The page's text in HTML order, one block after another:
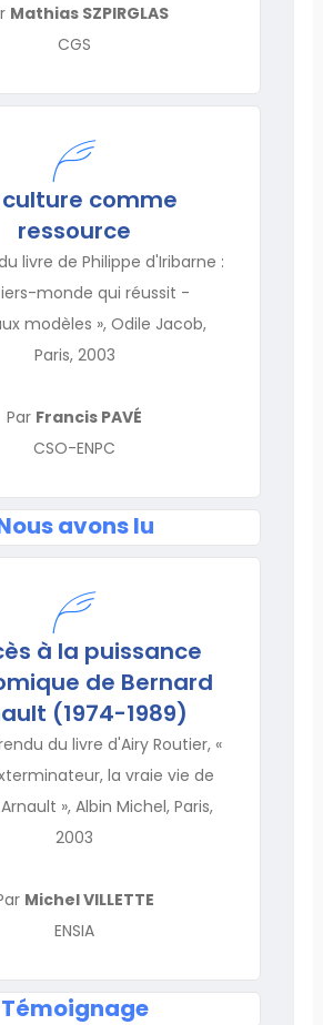
Mathias SZPIRGLAS
CGS
culture comme
ressource
livre de Philippe d'Iribarne :
monde qui réussit -
modèles », Odile Jacob,
Paris, 2003
Par Francis PAVÉ
CSO-ENPC
avons lu
à la puissance
de Bernard
(1974-1989)
du livre d'Airy Routier, «
la vraie vie de
», Albin Michel, Paris,
2003
Michel VILLETTE
ENSIA
Témoignage